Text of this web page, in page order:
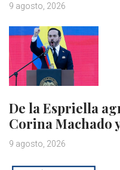
9 agosto, 2026
De la Espriella
Corina Machado
9 agosto, 2026